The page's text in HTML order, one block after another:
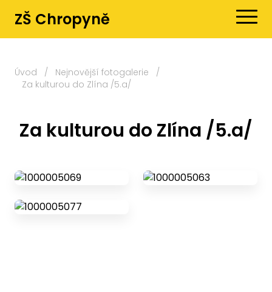
ZŠ Chropyně
Úvod / Nejnovější fotogalerie
/
Za kulturou do Zlína /5.a/
Za kulturou do Zlína /5.a/